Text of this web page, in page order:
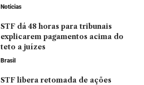
Noticias
STF dá 48 horas para tribunais
explicarem pagamentos acima do
teto a juízes
Brasil
STF libera retomada de ações